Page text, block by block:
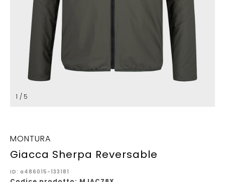
1 / 5
MONTURA
Giacca Sherpa Reversable
ID: a486015-133181